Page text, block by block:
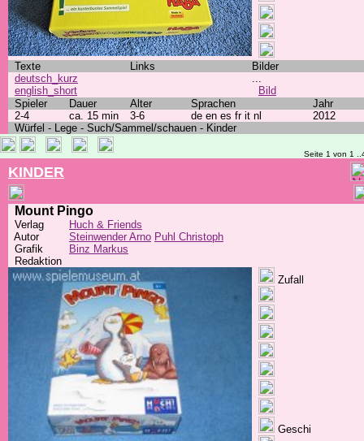
Texte Links
Bilder
deutsch_kurz
english_short
...
Bild
Spieler
Dauer Alter Sprachen
Jahr
2-4
ca. 15 min 3-6 de en es fr it nl
2012
Würfel - Lege - Such/Sammel/schauen - Kinder
Seite 1 von 1
KINDER
Mount Pingo
Verlag
Huch & Friends
Autor
Steinwender Arno Puhl Christoph
Grafik
Binz Markus
Redaktion
Zufall
Geschi